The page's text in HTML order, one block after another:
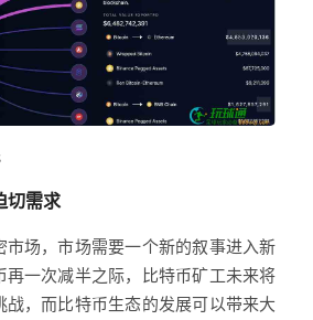
切需求
市场，市场需要一个新的叙事进入新
再一次减半之际，比特币矿工未来将
战，而比特币生态的发展可以带来大